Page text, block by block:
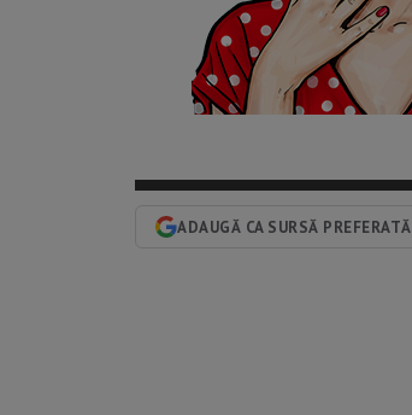
ADAUGĂ CA SURSĂ PREFERATĂ